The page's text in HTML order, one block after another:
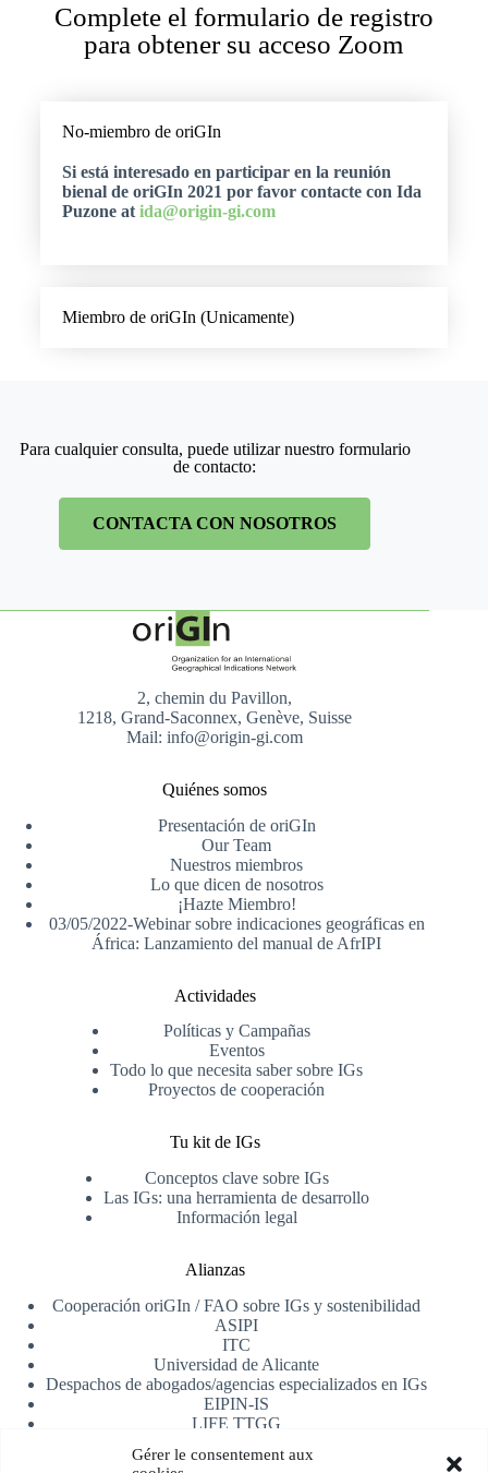
Gérer le consentement aux
Complete el formulario de registro
para obtener su acceso Zoom
Miembro de oriGIn (Unicamente)
No-miembro de oriGIn
Si está interesado en participar en la reunión
bienal de oriGIn 2021 por favor contacte con Ida
Puzone at ida@origin-gi.com
Para cualquier consulta, puede utilizar nuestro formulario
de contacto:
CONTACTA CON NOSOTROS
2, chemin du Pavillon,
1218, Grand-Saconnex, Genève, Suisse
Mail: info@origin-gi.com
Quiénes somos
Presentación de oriGIn
Our Team
Nuestros miembros
Lo que dicen de nosotros
¡Hazte Miembro!
03/05/2022-Webinar sobre indicaciones geográficas en
África: Lanzamiento del manual de AfrIPI
Actividades
Políticas y Campañas
Eventos
Todo lo que necesita saber sobre IGs
Proyectos de cooperación
Tu kit de IGs
Conceptos clave sobre IGs
Las IGs: una herramienta de desarrollo
Información legal
Alianzas
Cooperación oriGIn / FAO sobre IGs y sostenibilidad
ASIPI
ITC
Universidad de Alicante
Despachos de abogados/agencias especializados en IGs
EIPIN-IS
LIFE TTGG